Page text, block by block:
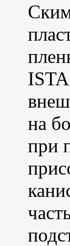
на
при